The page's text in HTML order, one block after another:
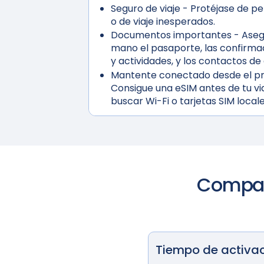
Seguro de viaje- Protéjase de
o de viaje inesperados.
Documentos importantes-
mano el pasaporte, las
y actividades, y los contactos
Mantente conectado desde el
Consigue una eSIM antes de tu
buscar Wi-Fi o tarjetas SIM
Tiempo de